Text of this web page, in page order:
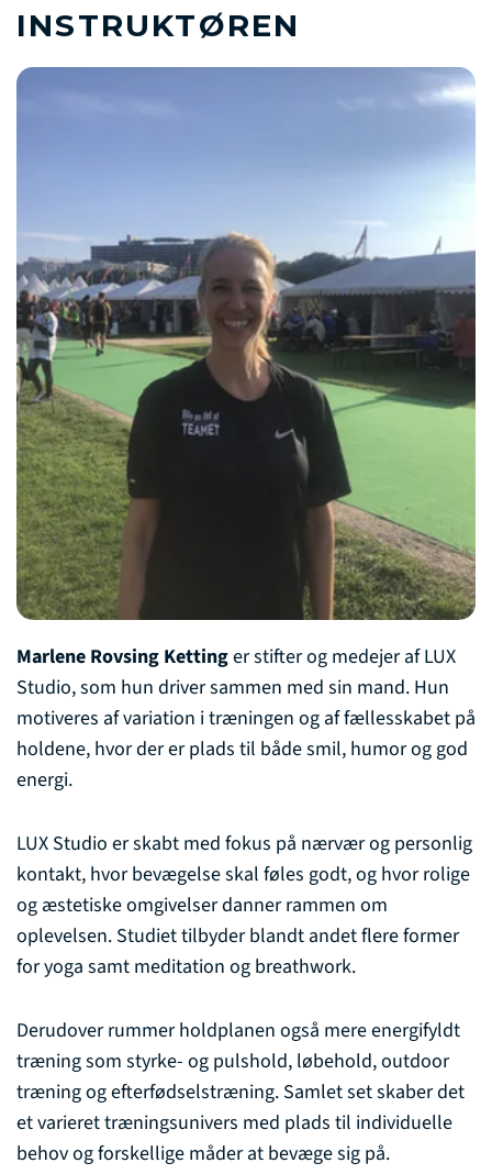
INSTRUKTØREN
Marlene Rovsing Kettinger stifter og medejer af LUX
Studio, som hun driver sammen med sin mand. Hun
motiveres af variation i træningen og af fællesskabet på
holdene, hvor der er plads til både smil, humor og god
energi.
LUX Studio er skabt med fokus på nærvær og personlig
kontakt, hvor bevægelse skal føles godt, og hvor rolige
og æstetiske omgivelser danner rammen om
oplevelsen. Studiet tilbyder blandt andet flere former
for yoga samt meditation og breathwork.
Derudover rummer holdplanen også mere energifyldt
træning som styrke- og pulshold, løbehold, outdoor
træning og efterfødselstræning. Samlet set skaber det
et varieret træningsunivers med plads til individuelle
behov og forskellige måder at bevæge sig på.